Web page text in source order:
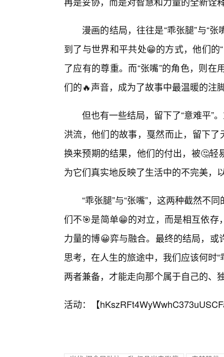
漫画的结局，往往是“乖张腿”与“
到了与世界和平共处😁的方式，他们
了应有的尊重。而“张嘴”的角色，则
们的🔥声音，成为了故事中最温暖的注
但也有一些结局，留下了“意难平”
洪流，他们的故事，戛然而止，留下
换来预期的结果，他们的付出，被🤔
为它们真实地反映了生活中的不完美，
“乖张腿”与“张嘴”，这两种截然不
们不🎯是简单😁的对立，而是相互依
力量的博😀弈与融合。最终的结局，
思考，在人生的旅途中，我们应该何时
两者兼备，才能走向那个属于自己的、
活动：【